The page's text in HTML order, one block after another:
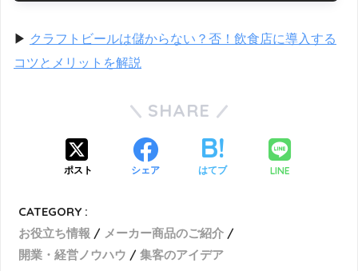
▶︎ クラフトビールは儲からない？否！飲食店に導入する
コツとメリットを解説
SHARE
ポスト シェア はてブ LINE
CATEGORY :
お役立ち情報
メーカー商品のご紹介
開業・経営ノウハウ
集客のアイデア